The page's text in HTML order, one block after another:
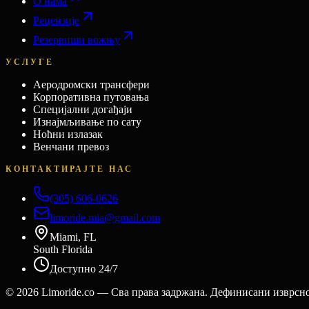
Рецензије
Резервиши вожњу
УСЛУГЕ
Аеродромски трансфери
Корпоративна путовања
Специјални догађаји
Изнајмљивање по сату
Ноћни излазак
Венчани превоз
КОНТАКТИРАЈТЕ НАС
(305) 606-0626
limoride.mia@gmail.com
Miami, FL
South Florida
Доступно 24/7
© 2026 Limoride.co — Сва права задржана. Дефинисани